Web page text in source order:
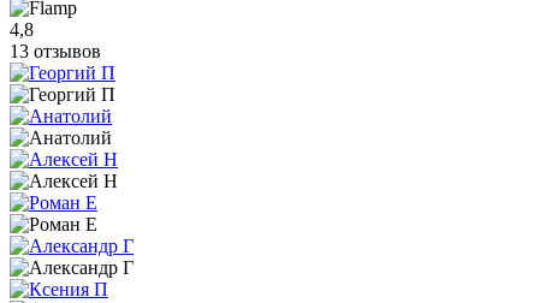
4,8
13 отзывов